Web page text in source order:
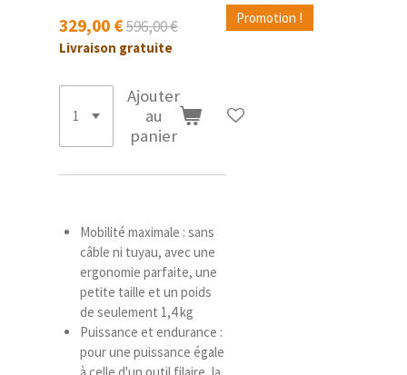
Promotion !
329,00 €596,00 €
Livraison gratuite
Ajouter
au
panier
Mobilité maximale : sans
câble ni tuyau, avec une
ergonomie parfaite, une
petite taille et un poids
de seulement 1,4 kg
Puissance et endurance :
pour une puissance égale